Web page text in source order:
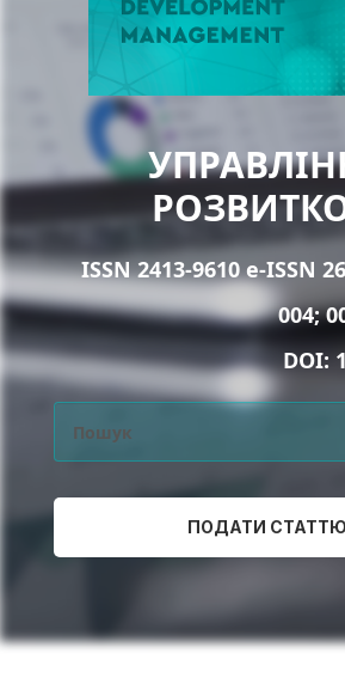
ISSN 2413-9610 e-ISSN
004;
DOI:
ПОДАТИ СТАТТЮ